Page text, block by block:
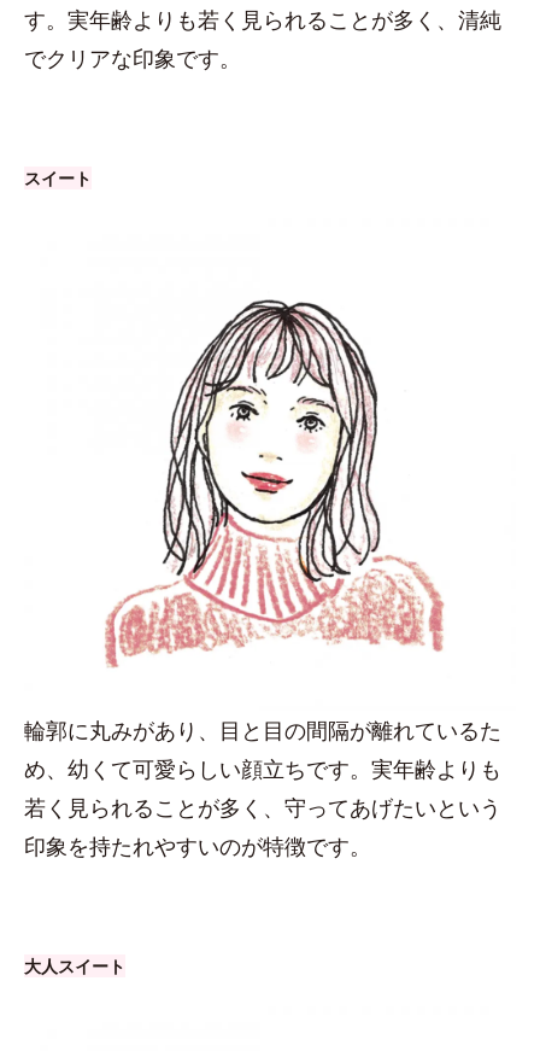
す。実年齢よりも若く見られることが多く、清純
でクリアな印象です。
スイート
輪郭に丸みがあり、目と目の間隔が離れているた
め、幼くて可愛らしい顔立ちです。実年齢よりも
若く見られることが多く、守ってあげたいという
印象を持たれやすいのが特徴です。
大人スイート